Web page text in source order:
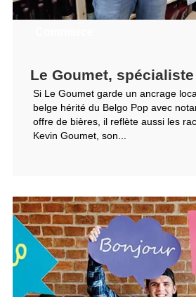
Le Goumet, spécialiste
Si Le Goumet garde un ancrage
belge hérité du Belgo Pop avec
offre de bières, il reflète aussi les
Kevin Goumet, son...